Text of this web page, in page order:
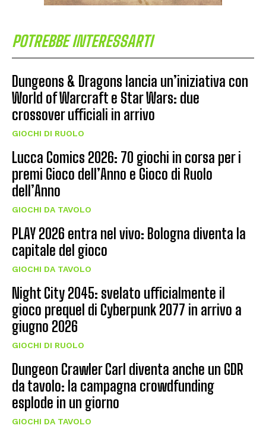
POTREBBE INTERESSARTI
Dungeons & Dragons lancia un’iniziativa con
World of Warcraft e Star Wars: due
crossover ufficiali in arrivo
GIOCHI DI RUOLO
Lucca Comics 2026: 70 giochi in corsa per i
premi Gioco dell’Anno e Gioco di Ruolo
dell’Anno
GIOCHI DA TAVOLO
PLAY 2026 entra nel vivo: Bologna diventa la
capitale del gioco
GIOCHI DA TAVOLO
Night City 2045: svelato ufficialmente il
gioco prequel di Cyberpunk 2077 in arrivo a
giugno 2026
GIOCHI DI RUOLO
Dungeon Crawler Carl diventa anche un GDR
da tavolo: la campagna crowdfunding
esplode in un giorno
GIOCHI DA TAVOLO